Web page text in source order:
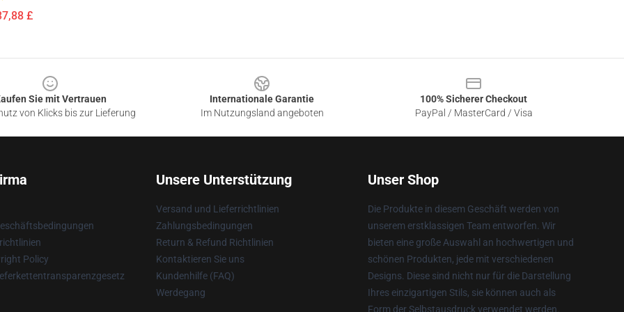
£
Sie mit Vertrauen
von Klicks bis zur Lieferung
Internationale Garantie
Im Nutzungsland angeboten
100% Sicherer Checkout
PayPal / MasterCard / Visa
Policy
Unsere Unterstützung
Versand und Lieferrichtlinien
Zahlungsbedingungen
Return & Refund Richtlinien
Kontaktieren Sie uns
Kundenhilfe (FAQ)
Werdegang
Unser Shop
Die Produkte in diesem Geschäft werden von
unserem erstklassigen Team entworfen. Wir
bieten eine große Auswahl an hochwertigen und
schönen Produkten, jede mit verschiedenen
Designs. Diese sind nicht nur für die Darstellung
Ihres einzigartigen Stils, sie können auch als
Form der Selbstausdruck verwendet werden.